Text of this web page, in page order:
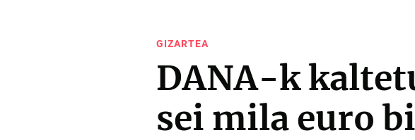
GIZARTEA
DANA-k
sei mila euro